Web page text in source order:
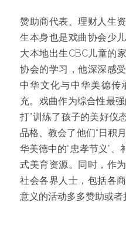
赞助商代表、理财人生
生本身也是戏曲协会少
大本地出生CBC儿童的
协会的学习，他深深感
中华文化与中华美德传
充。戏曲作为综合性最
打”训练了孩子的美好仪
品格、教会了他们“日积
华美德中的“忠孝节义”
式美育资源。同时，作
社会各界人士，包括各
意义的活动多多赞助或者